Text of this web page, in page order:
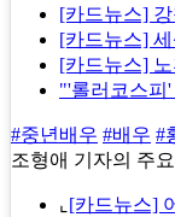
[카드뉴스]
[카드뉴스]
[카드뉴스]
"'롤러코스피
#중년배우 #배우 #
조형애 기자의 주
⌞ [카드뉴스]